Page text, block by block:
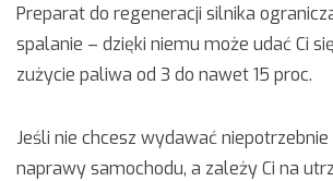
Preparat do regeneracji silnika
spalanie – dzięki niemu może udać Ci
zużycie paliwa od 3 do nawet 15 proc.
Jeśli nie chcesz wydawać niepotrzebnie
naprawy samochodu, a zależy Ci na